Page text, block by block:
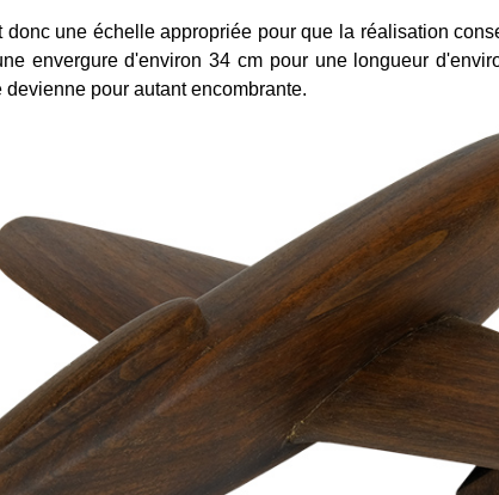
une échelle appropriée pour que la réalisation
envergure d'environ 34 cm pour une longueur
pour autant encombrante.